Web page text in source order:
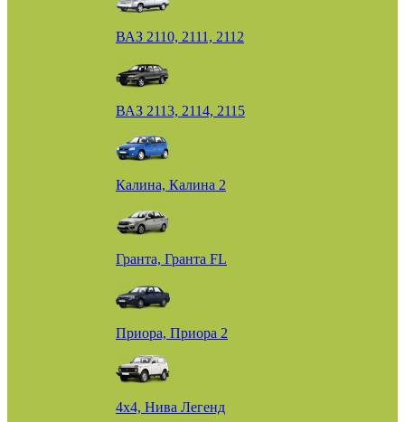
ВАЗ 2110, 2111, 2112
ВАЗ 2113, 2114, 2115
Калина, Калина 2
Гранта, Гранта FL
Приора, Приора 2
4х4, Нива Легенд